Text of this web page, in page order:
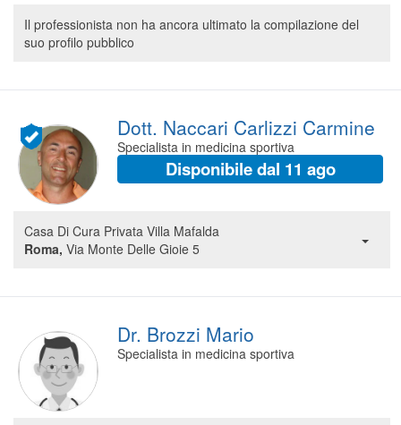
Il professionista non ha ancora ultimato la compilazione del
suo profilo pubblico
Dott. Naccari Carlizzi Carmine
Specialista in medicina sportiva
Disponibile dal 11 ago
Casa Di Cura Privata Villa Mafalda
Roma, Via Monte Delle Gioie 5
Dr. Brozzi Mario
Specialista in medicina sportiva